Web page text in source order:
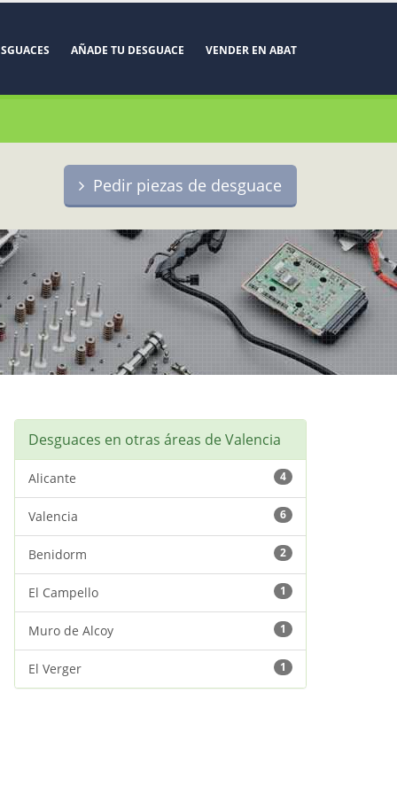
AÑADE TU DESGUACE VENDER EN ABAT
Pedir piezas de desguace
Desguaces en otras áreas de Valencia
Alicante 4
Valencia 6
Benidorm 2
El Campello 1
Muro de Alcoy 1
El Verger 1